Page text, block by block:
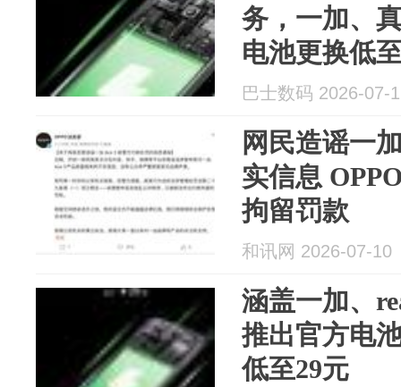
务，一加、
电池更换低
巴士数码 2026-07-
网民造谣一
实信息
拘留罚款
和讯网 2026-07-10
涵盖一加、
推出官方电
低至29元